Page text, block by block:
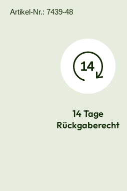
Artikel-Nr.: 7439-48
14 Tage
Rückgaberecht